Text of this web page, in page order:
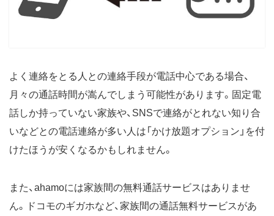
よく連絡をとる人との連絡手段が電話中心である場合、
月々の通話時間が嵩んでしまう可能性があります。固定電
話しか持っていない家族や、SNSで連絡がとれない知り合
いなどとの電話連絡が多い人は「かけ放題オプション」を付
けたほうが安くなるかもしれません。
また、ahamoには家族間の無料通話サービスはありませ
ん。ドコモのギガホなど、家族間の通話無料サービスがあ